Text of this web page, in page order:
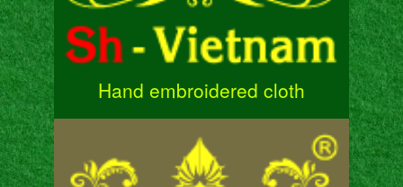
Hand embroidered cloth